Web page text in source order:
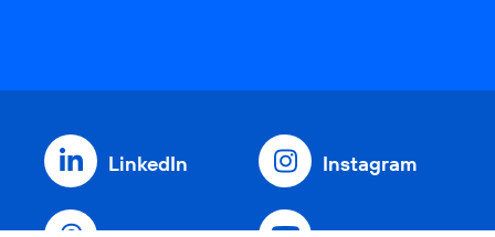
LinkedIn Instagram